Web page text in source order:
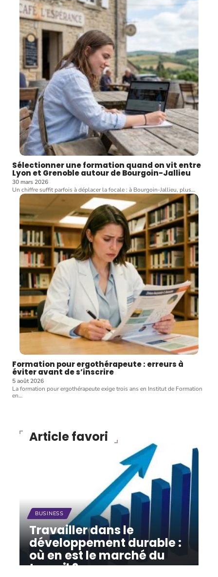
Sélectionner une formation quand on vit entre
Lyon et Grenoble autour de Bourgoin-Jallieu
30 mars 2026
Un chiffre suffit parfois à déplacer la focale : à Bourgoin-Jallieu, plus…
Formation pour ergothérapeute : erreurs à
éviter avant de s’inscrire
5 août 2026
La formation pour ergothérapeute exige trois ans en Institut de Formation
en…
Article favori
BUSINESS
Travailler dans le
développement durable :
où en est le marché du
travail ?